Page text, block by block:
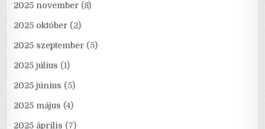
2025 november (8)
2025 október (2)
2025 szeptember (5)
2025 július (1)
2025 június (5)
2025 május (4)
2025 április (7)